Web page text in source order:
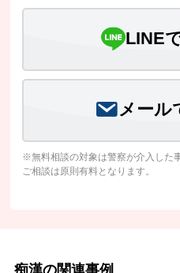
LINE
メール
※無料相談の対象は警察が介入した
ご相談は原則有料となります。
痴漢の関連事例